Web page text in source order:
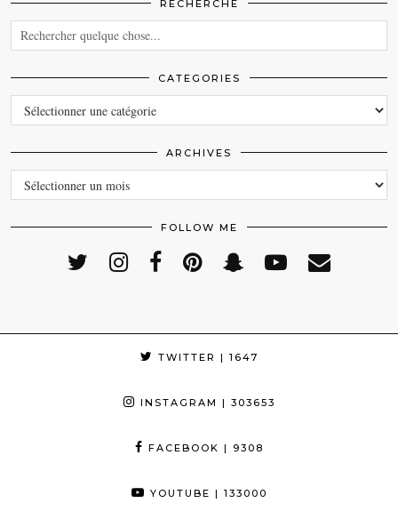
RECHERCHE
CATEGORIES
CATEGORIES
ARCHIVES
ARCHIVES
FOLLOW ME
TWITTER | 1647
INSTAGRAM | 303653
FACEBOOK | 9308
YOUTUBE | 133000